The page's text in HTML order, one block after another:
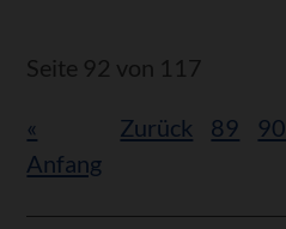
Seite 92 von 117
«
Anfang
Zurück 89 90